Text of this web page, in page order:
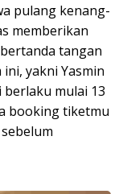
pulang kenang-
memberikan
bertanda tangan
yakni Yasmin
mulai 13
booking tiketmu